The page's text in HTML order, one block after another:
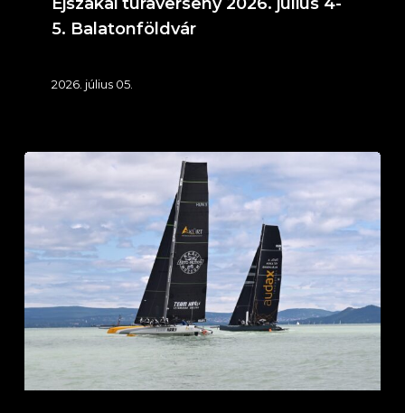
Balatonföldvár
5. Balatonföldvár
2026. július 05.
58.
Mihálkovics-
kupa
–
Sungrow
Nagydíj
2026.
június
13-